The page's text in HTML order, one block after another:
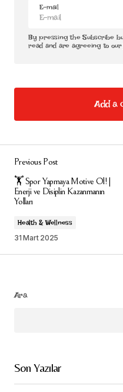
E-mail
By pressing the Subscribe
read and are agreeing to
Add a
Add a
alanlar*ile
posta adresim ve site
Previous Post
🏋️ Spor Yapmaya Motive Ol! |
Enerji ve Disiplin Kazanmanın
Yolları
Health & Wellness
31 Mart 2025
Ara
Son Yazılar